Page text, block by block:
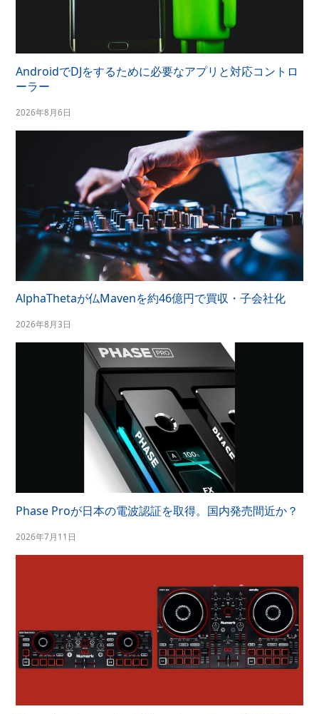
AndroidでDJをするために必要なアプリと対応コントロ
ーラー
2026年8月6日
AlphaThetaが仏Mavenを約46億円で買収・子会社化
2026年8月3日
Phase Proが日本の電波認証を取得。国内発売間近か？
2026年7月11日